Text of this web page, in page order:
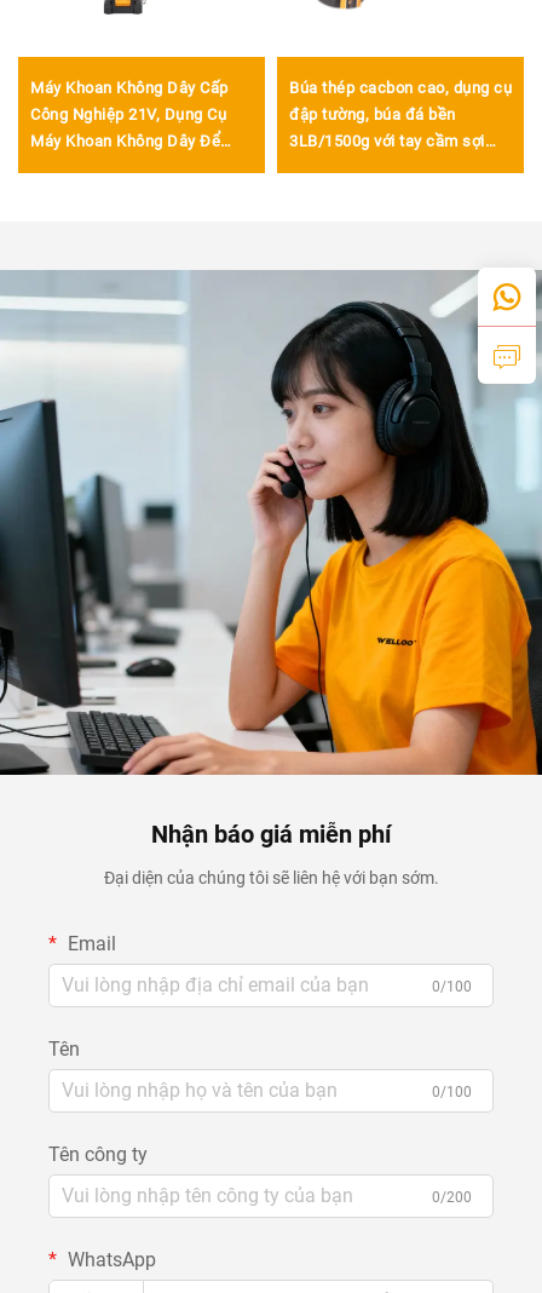
Máy Khoan Không Dây Cấp
Công Nghiệp 21V, Dụng Cụ
Máy Khoan Không Dây Để
Búa thép cacbon cao, dụng cụ
đập tường, búa đá bền
3LB/1500g với tay cầm sợi
Nhận báo giá miễn phí
Đại diện của chúng tôi sẽ liên hệ với bạn sớm.
Email
0/100
Tên
0/100
Tên công ty
0/200
WhatsApp